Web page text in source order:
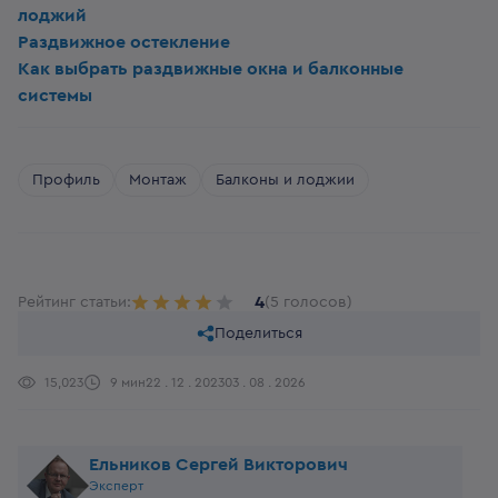
лоджий
Раздвижное остекление
Как выбрать раздвижные окна и балконные
системы
Профиль Монтаж Балконы и лоджии
Рейтинг статьи: 4(5 голосов)
Поделиться
15,023 9 мин22 . 12 . 202303 . 08 . 2026
Ельников Сергей Викторович
Эксперт